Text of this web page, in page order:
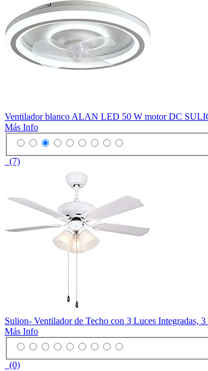
Ventilador blanco ALAN LED 50 W motor DC
Más Info
(7)
Sulion- Ventilador de Techo con 3 Luces Integradas,
Más Info
(0)